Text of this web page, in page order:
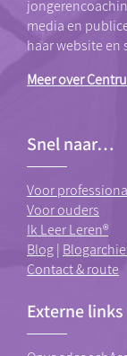
media en
haar website en
Meer over
Snel naar…
Voor
Voor ouders
Ik Leer Leren®
Blog|
Contact & route
Externe links